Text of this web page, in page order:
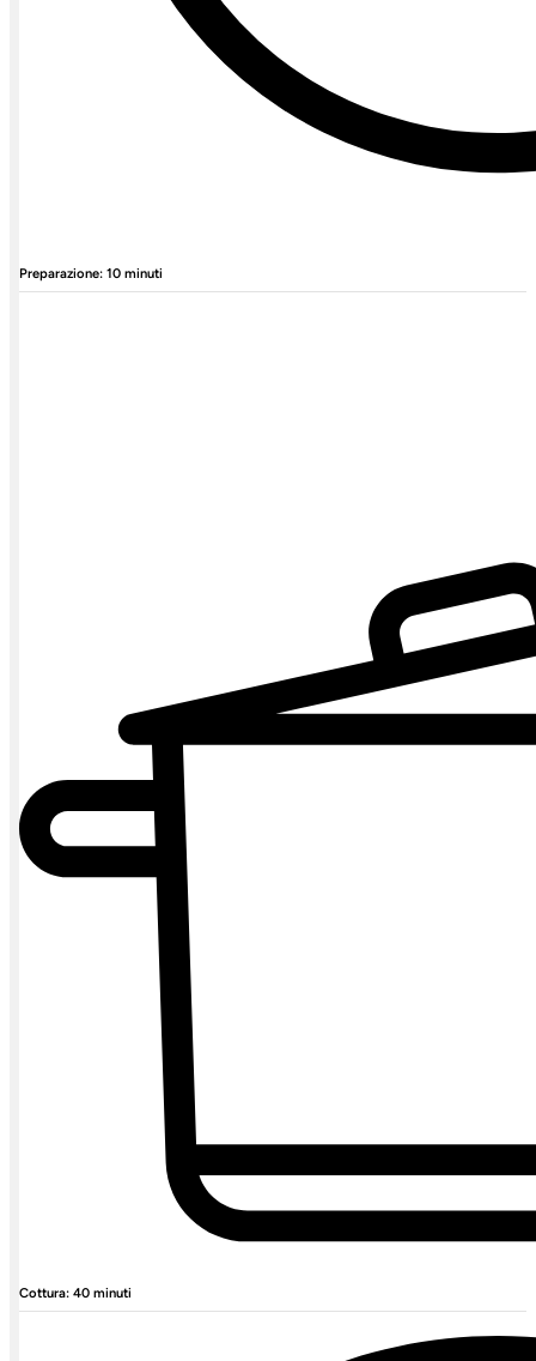
Preparazione: 10 minuti
Cottura: 40 minuti